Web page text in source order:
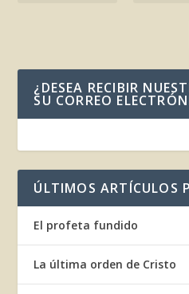
¿DESEA RECIBIR
SU CORREO
ÚLTIMOS ARTÍCULOS
El profeta fundido
La última orden de Cristo